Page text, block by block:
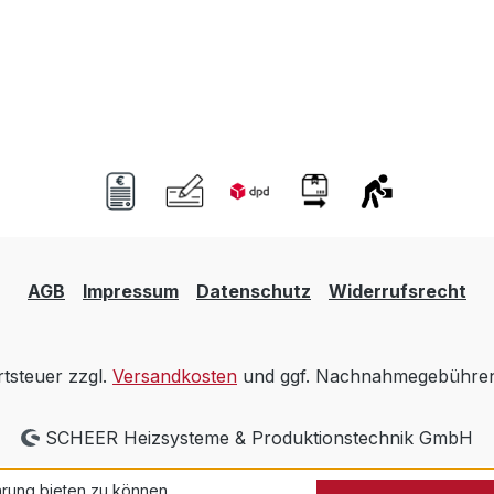
AGB Impressum Datenschutz Widerrufsrecht
zzgl. Versandkosten und ggf.
SCHEER Heizsysteme & Produktionstechnik GmbH
bieten zu können.